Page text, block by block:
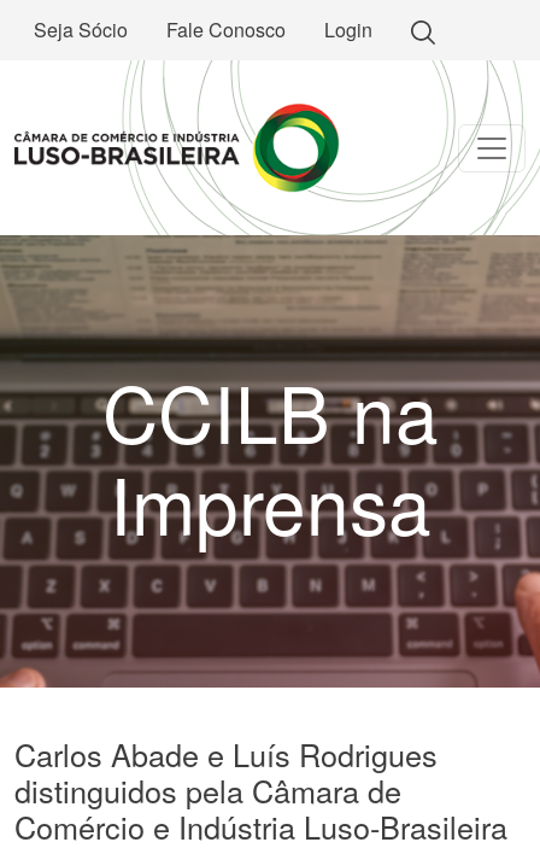
Seja Sócio Fale Conosco Login
CCILB na
Imprensa
Carlos Abade e Luís Rodrigues
distinguidos pela Câmara de
Comércio e Indústria Luso-Brasileira